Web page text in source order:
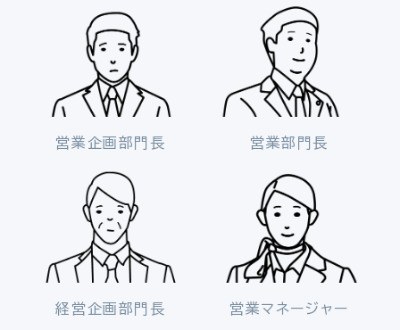
営業企画部門長 営業部門長
経営企画部門長 営業マネージャー